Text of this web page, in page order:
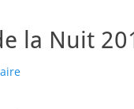
la Nuit